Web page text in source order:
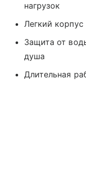
нагрузок
Легкий
Защита от
душа
Длительная